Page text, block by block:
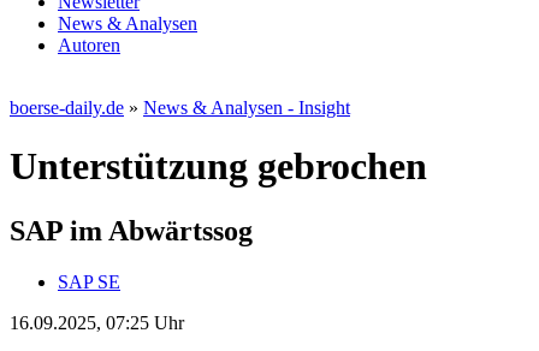
News & Analysen
Autoren
boerse-daily.de » News & Analysen - Insight
Unterstützung gebrochen
SAP im Abwärtssog
SAP SE
16.09.2025, 07:25 Uhr